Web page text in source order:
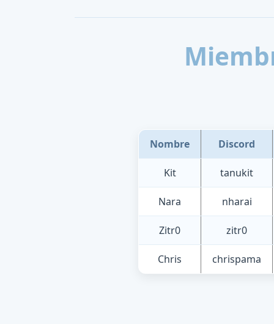
Nombre Discord
Kit tanukit
Nara nharai
Zitr0 zitr0
Chris chrispama